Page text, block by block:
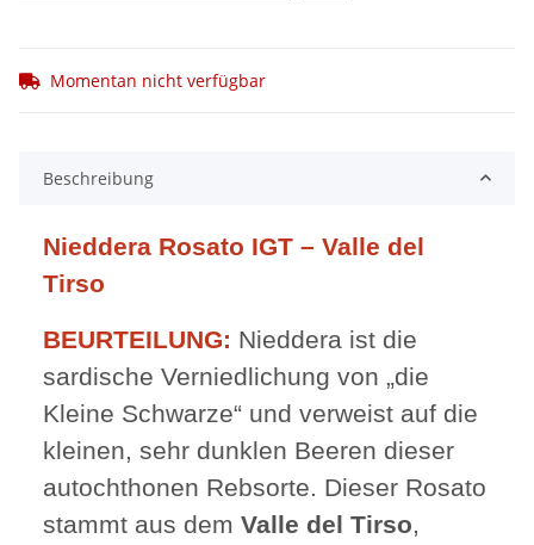
Momentan nicht verfügbar
Beschreibung
Nieddera Rosato IGT – Valle del
Tirso
BEURTEILUNG: Nieddera ist die
sardische Verniedlichung von „die
Kleine Schwarze“ und verweist auf die
kleinen, sehr dunklen Beeren dieser
autochthonen Rebsorte. Dieser Rosato
stammt aus dem Valle del Tirso,